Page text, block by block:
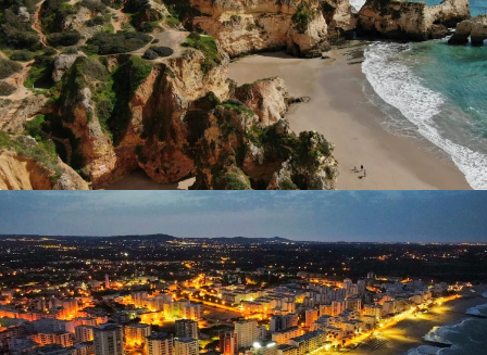
Museo Regional–Muestra artesanía local,
industrias y una casa y taberna tradicionales del
Algarve.
Igreja de São Pedro–una impresionante iglesia del
siglo XVI a pocos pasos de distancia.
Igreja do Carmo y Capela dos Ossos (Capilla de
los Huesos)–una capilla macabra pero intrigante
decorada con cráneos y huesos de monjes.
Playas y Naturaleza
Las playas de Faro se encuentran entre sus principales
atractivos:
Praia de Faro–la playa más cercana, perfecta para